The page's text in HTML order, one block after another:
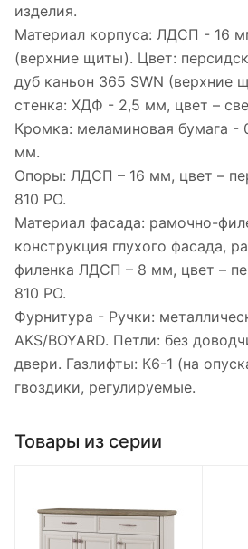
изделия.
Материал корпуса: ЛДСП - 16
(верхние щиты). Цвет:
дуб каньон 365 SWN (верхние
стенка: ХДФ - 2,5 мм, цвет –
Кромка: меламиновая бумага -
мм.
Опоры: ЛДСП – 16 мм, цвет –
810 PO.
Материал фасада: рамочно-
конструкция глухого фасада,
филенка ЛДСП – 8 мм, цвет –
810 PO.
Фурнитура - Ручки:
AKS/BOYARD. Петли: без
двери. Газлифты: К6-1 (на
гвоздики, регулируемые.
Товары из серии